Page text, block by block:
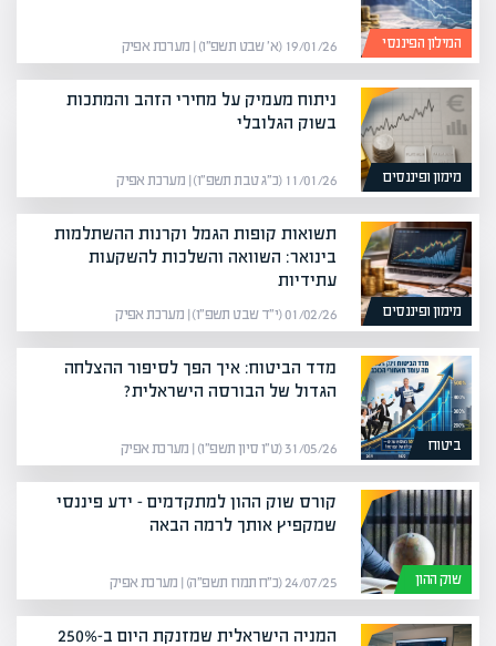
המילון הפיננסי 19/01/26 (א׳ שבט תשפ״ו) | מערכת אפיק
מימון ופיננסים
ניתוח מעמיק על מחירי הזהב והמתכות
בשוק הגלובלי
11/01/26 (כ״ג טבת תשפ״ו) | מערכת אפיק
מימון ופיננסים
תשואות קופות הגמל וקרנות ההשתלמות
בינואר: השוואה והשלכות להשקעות
עתידיות
01/02/26 (י״ד שבט תשפ״ו) | מערכת אפיק
ביטוח
מדד הביטוח: איך הפך לסיפור ההצלחה
הגדול של הבורסה הישראלית?
31/05/26 (ט״ו סיון תשפ״ו) | מערכת אפיק
שוק ההון
קורס שוק ההון למתקדמים – ידע פיננסי
שמקפיץ אותך לרמה הבאה
24/07/25 (כ״ח תמוז תשפ״ה) | מערכת אפיק
המניה הישראלית שמזנקת היום ב-250%